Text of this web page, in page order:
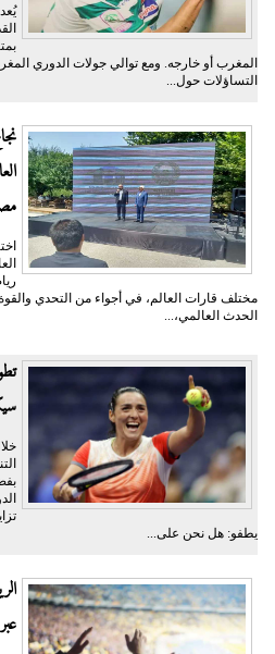
المغرب أو خارجه. ومع توالي جولات الدوري
التساؤلات حول...
مختلف قارات العالم، في أجواء من التحدي
الحدث العالمي،...
يطفو: هل نحن على...